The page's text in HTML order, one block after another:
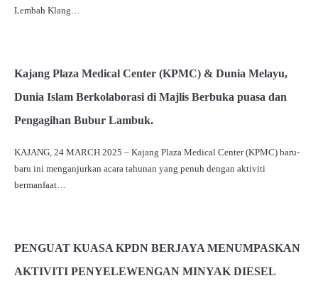
Lembah Klang…
Kajang Plaza Medical Center (KPMC) & Dunia Melayu,
Dunia Islam Berkolaborasi di Majlis Berbuka puasa dan
Pengagihan Bubur Lambuk.
KAJANG, 24 MARCH 2025 – Kajang Plaza Medical Center (KPMC) baru-
baru ini menganjurkan acara tahunan yang penuh dengan aktiviti
bermanfaat…
PENGUAT KUASA KPDN BERJAYA MENUMPASKAN
AKTIVITI PENYELEWENGAN MINYAK DIESEL